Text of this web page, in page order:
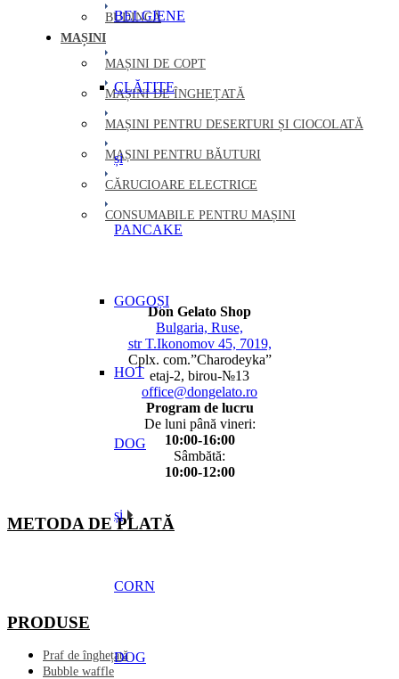
BELGIENE
CLĂTITE
și
PANCAKE
GOGOȘI
HOT
DOG
și
CORN
DOG
BUDINCĂ
MAȘINI
MAȘINI DE COPT
MAȘINI DE ÎNGHEȚATĂ
MAȘINI PENTRU DESERTURI ȘI CIOCOLATĂ
MAȘINI PENTRU BĂUTURI
CĂRUCIOARE ELECTRICE
CONSUMABILE PENTRU MAȘINI
Don Gelato Shop
Bulgaria, Ruse,
str T.Ikonomov 45, 7019,
Cplx. com.”Charodeyka”
etaj-2, birou-№13
office@dongelato.ro
Program de lucru
De luni până vineri:
10:00-16:00
Sâmbătă:
10:00-12:00
METODA DE PLATĂ
PRODUSE
Praf de înghețată
Bubble waffle